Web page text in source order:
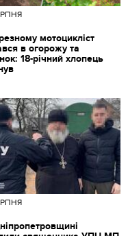
мотоцикліст
в огорожу та
18-річний хлопець